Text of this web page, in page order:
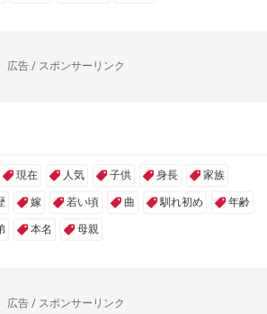
広告 / スポンサーリンク
現在 人気 子供 身長 家族
嫁 若い頃 曲 馴れ初め 年齢
本名 母親
広告 / スポンサーリンク